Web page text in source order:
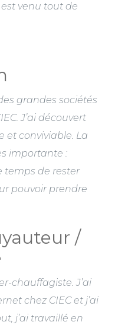
venu tout de
grandes sociétés
J’ai découvert
et conviviable. La
importante :
temps de rester
pouvoir prendre
/
chauffagiste. J’ai
chez CIEC et j’ai
j’ai travaillé en